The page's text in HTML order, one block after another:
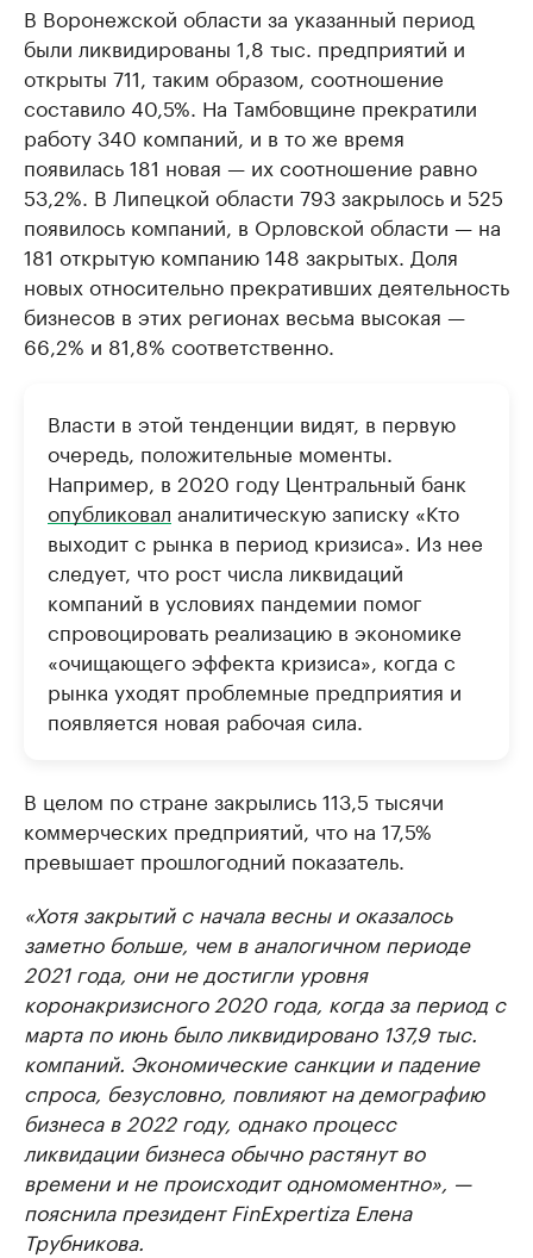
В Воронежской области за указанный период
были ликвидированы 1,8 тыс. предприятий и
открыты 711, таким образом, соотношение
составило 40,5%. На Тамбовщине прекратили
работу 340 компаний, и в то же время
появилась 181 новая — их соотношение равно
53,2%. В Липецкой области 793 закрылось и 525
появилось компаний, в Орловской области — на
181 открытую компанию 148 закрытых. Доля
новых относительно прекративших деятельность
бизнесов в этих регионах весьма высокая —
66,2% и 81,8% соответственно.
Власти в этой тенденции видят, в первую
очередь, положительные моменты.
Например, в 2020 году Центральный банк
опубликовал аналитическую записку «Кто
выходит с рынка в период кризиса». Из нее
следует, что рост числа ликвидаций
компаний в условиях пандемии помог
спровоцировать реализацию в экономике
«очищающего эффекта кризиса», когда с
рынка уходят проблемные предприятия и
появляется новая рабочая сила.
В целом по стране закрылись 113,5 тысячи
коммерческих предприятий, что на 17,5%
превышает прошлогодний показатель.
«Хотя закрытий с начала весны и оказалось
заметно больше, чем в аналогичном периоде
2021 года, они не достигли уровня
коронакризисного 2020 года, когда за период с
марта по июнь было ликвидировано 137,9 тыс.
компаний. Экономические санкции и падение
спроса, безусловно, повлияют на демографию
бизнеса в 2022 году, однако процесс
ликвидации бизнеса обычно растянут во
времени и не происходит одномоментно», —
пояснила президент FinExpertiza Елена
Трубникова.